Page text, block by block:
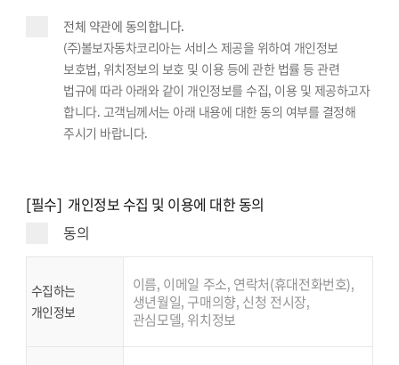
전체 약관에 동의합니다.
(주)볼보자동차코리아는 서비스 제공을 위하여 개인정보
보호법, 위치정보의 보호 및 이용 등에 관한 법률 등 관련
법규에 따라 아래와 같이 개인정보를 수집, 이용 및 제공하고자
합니다. 고객님께서는 아래 내용에 대한 동의 여부를 결정해
주시기 바랍니다.
[필수] 개인정보 수집 및 이용에 대한 동의
동의
수집하는
개인정보
이름, 이메일 주소, 연락처(휴대전화번호),
생년월일, 구매의향, 신청 전시장,
관심모델, 위치정보